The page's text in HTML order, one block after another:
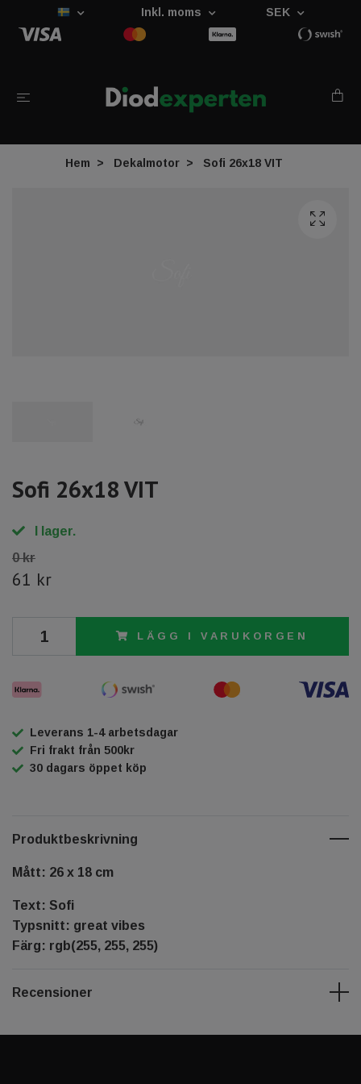
Inkl. moms SEK
Hem Dekalmotor Sofi 26x18 VIT
Sofi 26x18 VIT
I lager.
0 kr
61 kr
LÄGG I VARUKORGEN
Leverans 1-4 arbetsdagar
Fri frakt från 500kr
30 dagars öppet köp
Produktbeskrivning
Mått: 26 x 18 cm
Text: Sofi
Typsnitt: great vibes
Färg: rgb(255, 255, 255)
Recensioner